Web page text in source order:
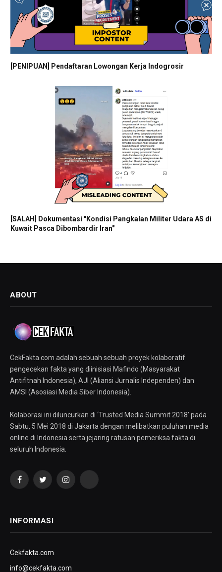
[PENIPUAN] Pendaftaran Lowongan Kerja Indogrosir
[SALAH] Dokumentasi "Kondisi Pangkalan Militer Udara AS di
Kuwait Pasca Dibombardir Iran"
ABOUT
CekFakta.com adalah sebuah sebuah proyek kolaboratif
pengecekan fakta yang diinisiasi Mafindo (Masyarakat
Antifitnah Indonesia), AJI (Aliansi Jurnalis Independen) dan
AMSI (Asosiasi Media Siber Indonesia).
Kolaborasi ini diluncurkan di ‘Trusted Media Summit 2018’ pada
Sabtu, 5 Mei 2018 di Jakarta dengan melibatkan puluhan media
online di Indonesia serta jejaring ratusan pemeriksa fakta di
seluruh Indonesia.
FacebookTwitterInstagramYouTube
INFORMASI
Cekfakta.com
info@cekfakta.com